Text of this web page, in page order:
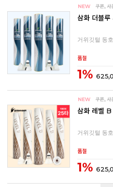
삼화 더블
거위깃털 동
1%
품절
삼화 레벨
거위깃털 동
1%
품절